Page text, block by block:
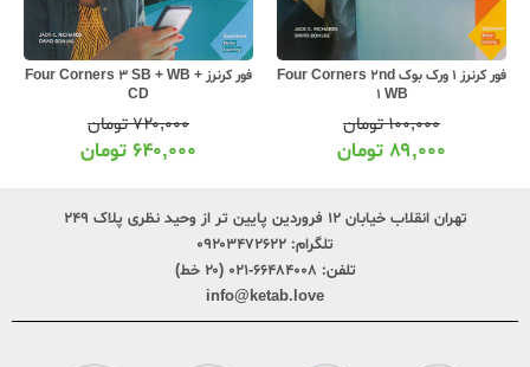
فور کرنرز 1 ورک بوک Four Corners 2nd
1 WB
۱۰۰,۰۰۰تومان
۸۹,۰۰۰ تومان
فور کرنرز Four Corners 3 SB + WB +
CD
۷۲۰,۰۰۰تومان
۶۴۰,۰۰۰ تومان
تهران انقلاب خیابان ۱۲ فروردین پایین تر از وحید نظری پلاک ۲۴۹
تلگرام: ۰۹۲۰۳۴۷۲۶۲۲
تلفن: ۶۶۴۸۴۰۰۸-۰۲۱ (۲۰ خط)
info@ketab.love